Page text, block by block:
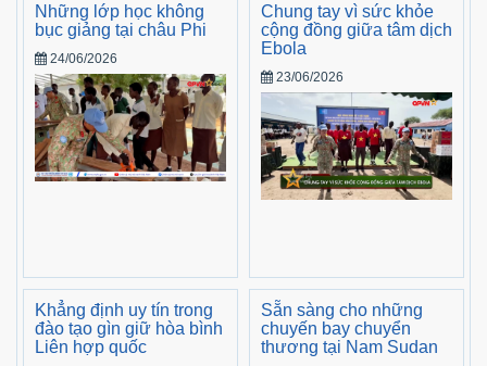
Những lớp học không
bục giảng tại châu Phi
24/06/2026
Chung tay vì sức khỏe
cộng đồng giữa tâm dịch
Ebola
23/06/2026
Khẳng định uy tín trong
đào tạo gìn giữ hòa bình
Liên hợp quốc
Sẵn sàng cho những
chuyến bay chuyển
thương tại Nam Sudan